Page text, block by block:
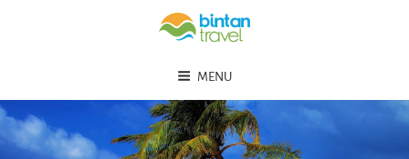
MENU